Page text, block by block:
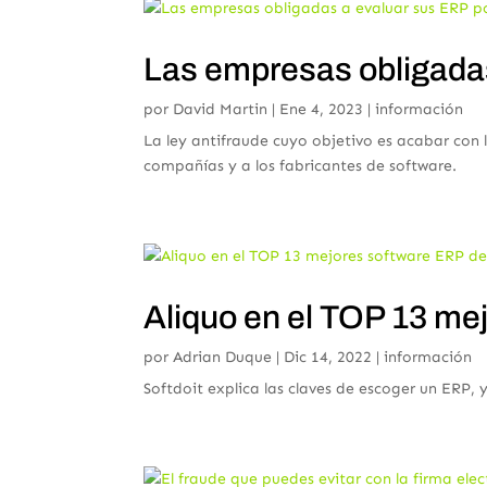
Las empresas
por David Martin | Ene 4, 2023 | información
La ley antifraude cuyo objetivo es acabar con
compañías y a los fabricantes de software.
Aliquo en el TOP 13
por Adrian Duque | Dic 14, 2022 | información
Softdoit explica las claves de escoger un